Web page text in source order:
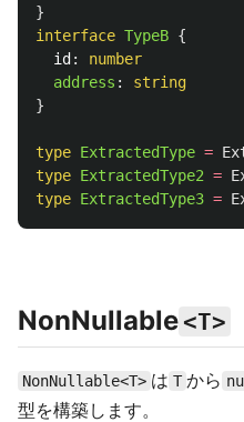
}
interface TypeB {
id :
number
address :
string
}
type ExtractedType =
type ExtractedType2 =
type ExtractedType3 =
NonNullable <T>
NonNullable<T> は T から
型を構築します。